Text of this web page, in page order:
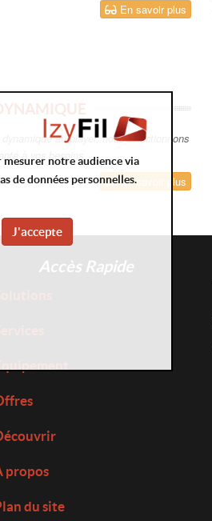
En savoir plus
dynamique au player, nous sélectionnons
à vos besoins
En savoir plus
Accès Rapide
propos
du site
mesurer notre audience via
de données personnelles.
J'accepte